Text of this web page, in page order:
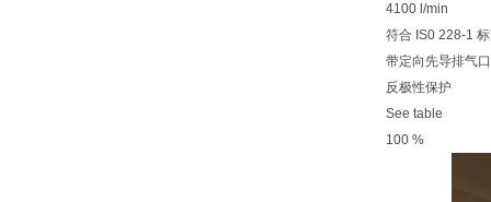
4100 l/min
符合 IS0 228-1
带定向先导排气
反极性保护
See table
100 %